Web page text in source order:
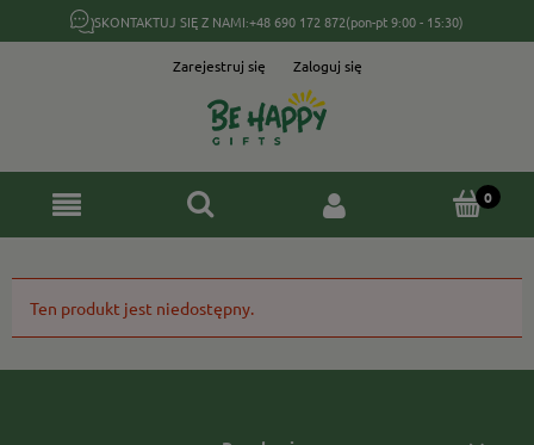
SKONTAKTUJ SIĘ Z NAMI:+48 690 172 872(pon-pt 9:00 - 15:30)
Zarejestruj się Zaloguj się
Ten produkt jest niedostępny.